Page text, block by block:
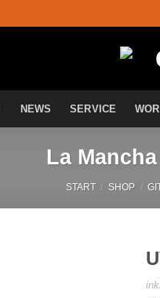
NEWS SERVICE
La
START / SHOP /